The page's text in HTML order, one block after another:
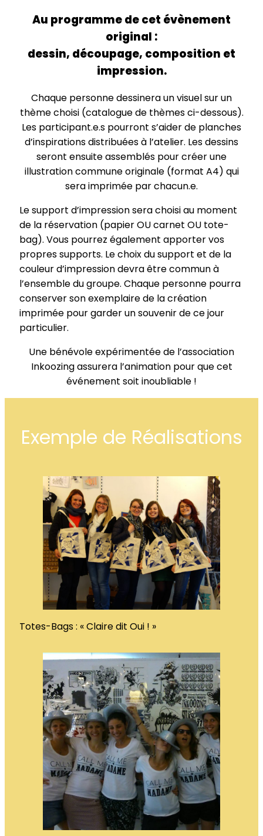
Au programme de cet évènement
original :
dessin, découpage, composition et
impression.
Chaque personne dessinera un visuel sur un
thème choisi (catalogue de thèmes ci-dessous).
Les participant.e.s pourront s’aider de planches
d’inspirations distribuées à l’atelier. Les dessins
seront ensuite assemblés pour créer une
illustration commune originale (format A4) qui
sera imprimée par chacun.e.
Le support d’impression sera choisi au moment
de la réservation (papier OU carnet OU tote-
bag). Vous pourrez également apporter vos
propres supports. Le choix du support et de la
couleur d’impression devra être commun à
l’ensemble du groupe. Chaque personne pourra
conserver son exemplaire de la création
imprimée pour garder un souvenir de ce jour
particulier.
Une bénévole expérimentée de l’association
Inkoozing assurera l’animation pour que cet
événement soit inoubliable !
Exemple de Réalisations
Totes-Bags : « Claire dit Oui ! »